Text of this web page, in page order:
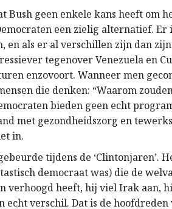
Bush geen enkele kans heeft om
een zielig alternatief. Er
en als er al verschillen zijn dan
tegenover Venezuela en
enzovoort. Wanneer men
die denken: “Waarom
bieden geen echt
met gezondheidszorg en
in.
tijdens de ‘Clintonjaren’.
democraat was) die de
verhoogd heeft, hij viel Irak aan,
echt verschil. Dat is de